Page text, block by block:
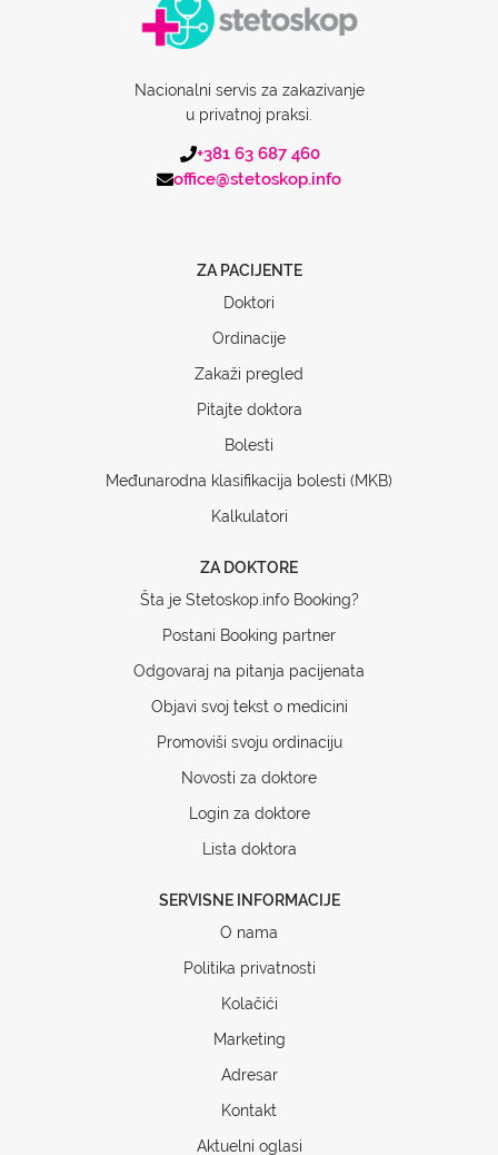
Nacionalni servis za zakazivanje
u privatnoj praksi.
+381 63 687 460
office@stetoskop.info
ZA PACIJENTE
Doktori
Ordinacije
Zakaži pregled
Pitajte doktora
Bolesti
Međunarodna klasifikacija bolesti (MKB)
Kalkulatori
ZA DOKTORE
Šta je Stetoskop.info Booking?
Postani Booking partner
Odgovaraj na pitanja pacijenata
Objavi svoj tekst o medicini
Promoviši svoju ordinaciju
Novosti za doktore
Login za doktore
Lista doktora
SERVISNE INFORMACIJE
O nama
Politika privatnosti
Kolačići
Marketing
Adresar
Kontakt
Aktuelni oglasi